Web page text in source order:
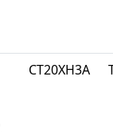
СТ20ХН3А